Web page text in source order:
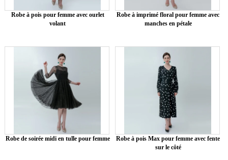
Robe à pois pour femme avec ourlet
volant
Robe à imprimé floral pour femme avec
manches en pétale
Robe de soirée midi en tulle pour femme
Robe à pois Max pour femme avec fente
sur le côté